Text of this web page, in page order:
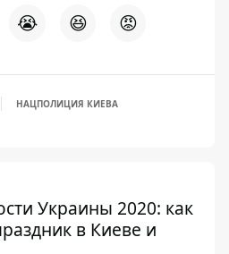
😭 😆 😡
НАЦПОЛИЦИЯ КИЕВА
Украины 2020: как
в Киеве и